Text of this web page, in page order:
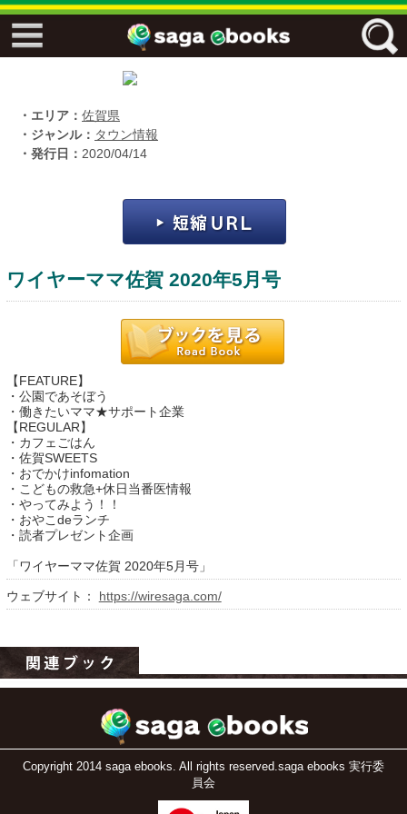
エリア
キーワード
・エリア： 佐賀県
・ジャンル： タウン情報
・発行日： 2020/04/14
ワイヤーママ佐賀 2020年5月号
【FEATURE】
・公園であそぼう
・働きたいママ★サポート企業
【REGULAR】
・カフェごはん
・佐賀SWEETS
・おでかけinfomation
・こどもの救急+休日当番医情報
・やってみよう！！
・おやこdeランチ
・読者プレゼント企画
「ワイヤーママ佐賀 2020年5月号」
ウェブサイト： https://wiresaga.com/
Copyright 2014 saga ebooks. All rights reserved.saga ebooks 実行委
員会
↓↓ ebooks専用本棚 ↓↓
運営：福博印刷
運営会社
サイトマップ